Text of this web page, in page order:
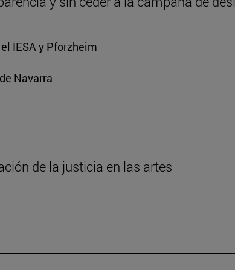
IESA y Pforzheim
Navarra
de la justicia en las artes